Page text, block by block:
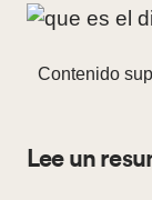
Contenido
Lee un